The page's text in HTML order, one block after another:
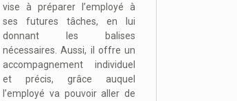
vise à préparer l’employé à
ses futures tâches, en lui
donnant les balises
nécessaires. Aussi, il offre un
accompagnement individuel
et précis, grâce auquel
l’employé va pouvoir aller de